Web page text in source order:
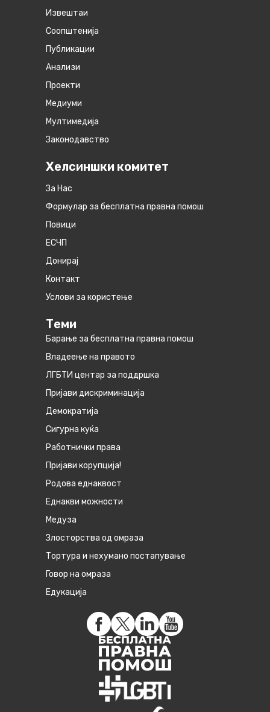
Извештаи
Соопштенија
Публикации
Анализи
Проекти
Медиуми
Мултимедија
Законодавство
Хелсиншки комитет
За Нас
Формулар за бесплатна правна помош
Повици
ЕСЧП
Донирај
Контакт
Услови за користење
Теми
Барање за бесплатна правна помош
Владеење на правото
ЛГБТИ центар за поддршка
Пријави дискриминација
Демократија
Сигурна куќа
Работнички права
Пријави корупција!
Родова еднаквост
Eднакви можности
Медуза
Злосторства од омраза
Тортура и нехумано постапување
Говор на омраза
Едукација